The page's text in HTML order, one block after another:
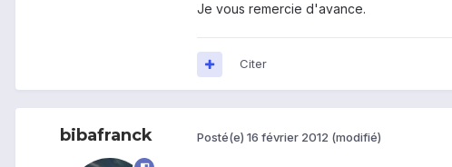
Je vous remercie d'avance.
Citer
bibafranck Posté(e) 16 février 2012 (modifié)